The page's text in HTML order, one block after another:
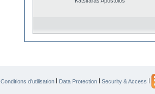
Conditions d’utilisation Data Protection Security & Access